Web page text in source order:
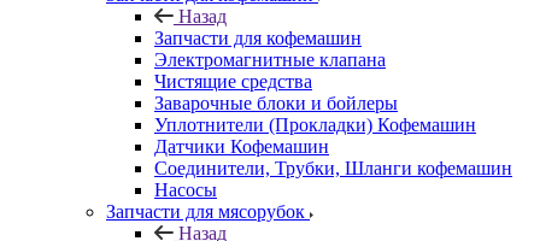
Назад
Запчасти для кофемашин
Электромагнитные клапана
Чистящие средства
Заварочные блоки и бойлеры
Уплотнители (Прокладки) Кофемашин
Датчики Кофемашин
Соединители, Трубки, Шланги кофемашин
Насосы
Запчасти для мясорубок
Назад